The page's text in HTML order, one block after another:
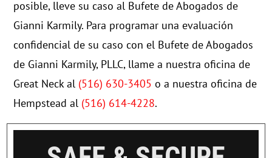
posible, lleve su caso al Bufete de Abogados de
Gianni Karmily. Para programar una evaluación
confidencial de su caso con el Bufete de Abogados
de Gianni Karmily, PLLC, llame a nuestra oficina de
Great Neck al (516) 630-3405 o a nuestra oficina de
Hempstead al (516) 614-4228.